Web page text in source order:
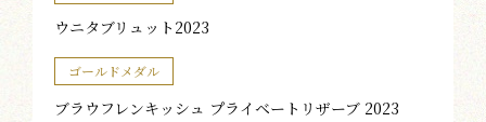
ウニタブリュット2023
ゴールドメダル
ブラウフレンキッシュ プライベートリザーブ 2023